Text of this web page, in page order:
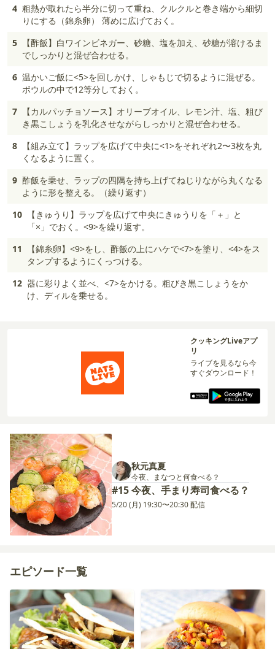
4 粗熱が取れたら半分に切って重ね、クルクルと巻き端から細切
りにする（錦糸卵） 薄めに広げておく。
5
【酢飯】白ワインビネガー、砂糖、塩を加え、砂糖が溶けるま
でしっかりと混ぜ合わせる。
6 温かいご飯に<5>を回しかけ、しゃもじで切るように混ぜる。
ボウルの中で12等分しておく。
7
【カルパッチョソース】オリーブオイル、レモン汁、塩、粗び
き黒こしょうを乳化させながらしっかりと混ぜ合わせる。
8
【組み立て】ラップを広げて中央に<1>をそれぞれ2〜3枚を丸
くなるように置く。
9 酢飯を乗せ、ラップの四隅を持ち上げてねじりながら丸くなる
ように形を整える。（繰り返す）
10
【きゅうり】ラップを広げて中央にきゅうりを「＋」と
「×」でおく。<9>を繰り返す。
11
【錦糸卵】<9>をし、酢飯の上にハケで<7>を塗り、<4>をス
タンプするようにくっつける。
12 器に彩りよく並べ、<7>をかける。粗びき黒こしょうをか
け、ディルを乗せる。
クッキングLiveアプ
リ
ライブを見るなら今
すぐダウンロード！
秋元真夏
今夜、まなつと何食べる？
#15 今夜、手まり寿司食べる？
5/20 (月) 19:30〜20:30 配信
エピソード一覧